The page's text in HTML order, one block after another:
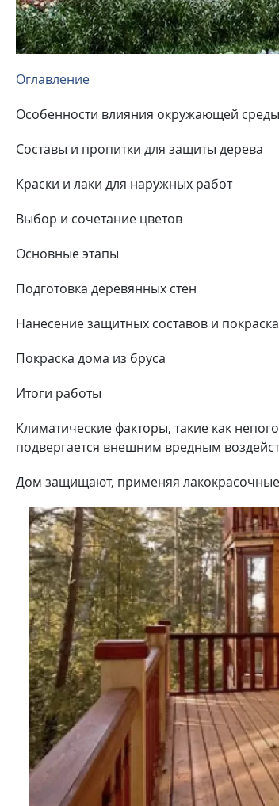
Оглавление
Особенности влияния окружающей среды
Составы и пропитки для защиты дерева
Краски и лаки для наружных работ
Выбор и сочетание цветов
Основные этапы
Подготовка деревянных стен
Нанесение защитных составов и покраска
Покраска дома из бруса
Итоги работы
Климатические факторы, такие как
подвергается внешним вредным
Дом защищают, применяя